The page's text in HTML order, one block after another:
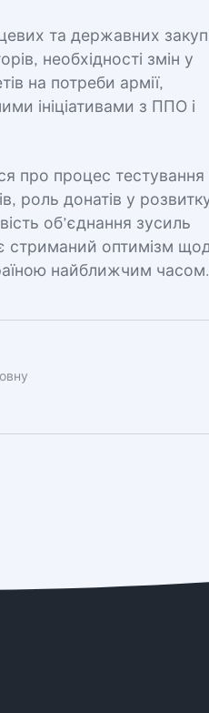
та державних
необхідності змін у
на потреби армії,
ініціативами з ППО і
про процес тестування
роль донатів у
об’єднання зусиль
стриманий оптимізм
найближчим часом.